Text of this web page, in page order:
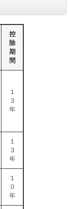
控
除
期
間
１
３
年
１
３
年
１
０
年